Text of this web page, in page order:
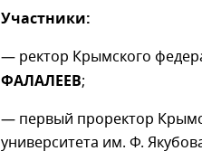
Участники:
— ректор Крымского
ФАЛАЛЕЕВ;
— первый проректор
университета им. Ф.